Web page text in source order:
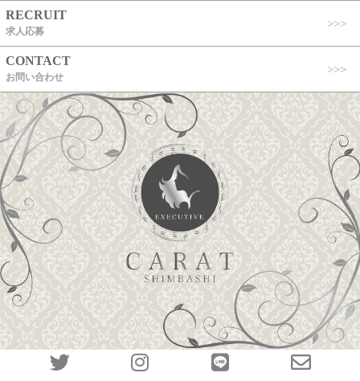
RECRUIT
求人応募
CONTACT
お問い合わせ